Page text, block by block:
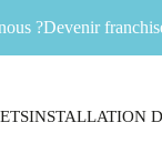
?Devenir
INSTALLATION